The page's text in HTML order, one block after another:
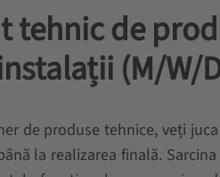
tehnic de
(M/W/
de produse tehnice, veți
la realizarea finală.